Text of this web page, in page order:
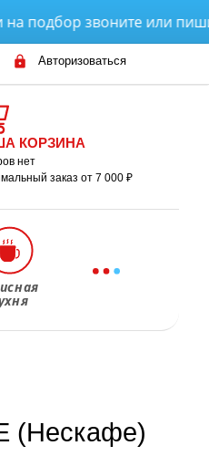
звоните или пишите!
Авторизоваться
КОРЗИНА
нет
заказ от 7 000 ₽
(Нескафе)